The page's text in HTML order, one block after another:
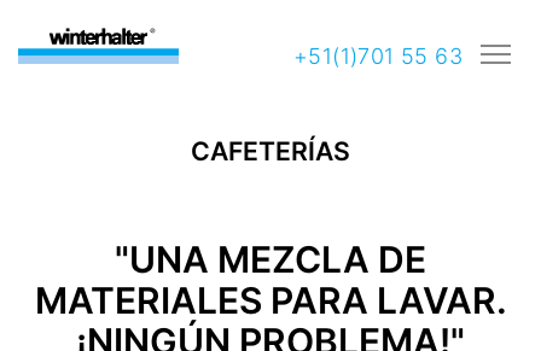
+51(1)701 55 63
CAFETERÍAS
"UNA MEZCLA DE
MATERIALES PARA LAVAR.
¡NINGÚN PROBLEMA!"